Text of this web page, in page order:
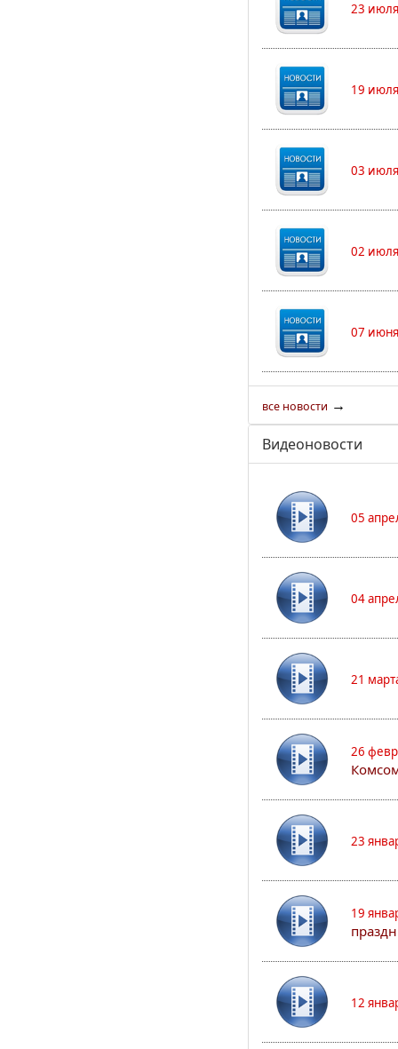
23
19
03
02
07
все новости →
Видеоновости
05
04
21
26
23
19
12